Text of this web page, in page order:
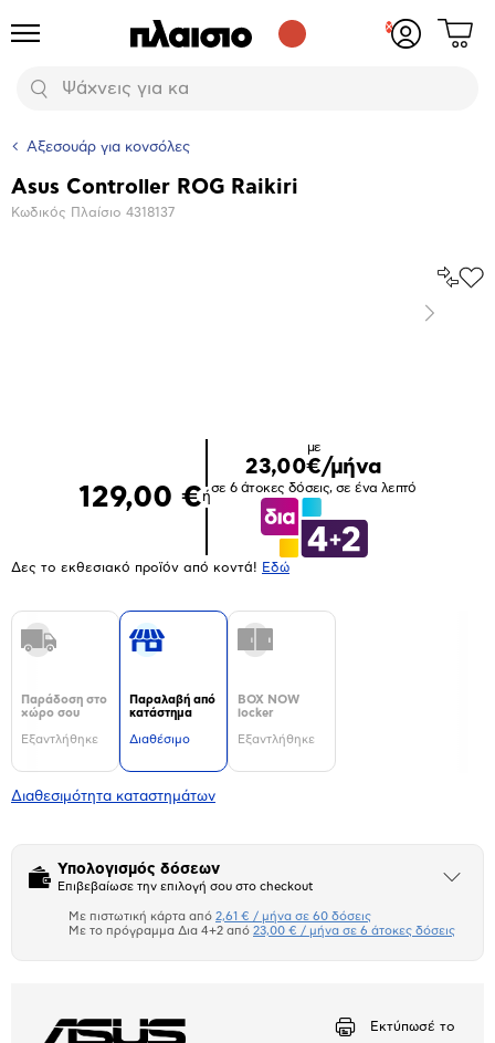
Προϊόντα
Αναζήτηση
Δες
Αξεσουάρ για κονσόλες
Βασικά
Asus Controller ROG Raikiri
Κωδικός Πλαίσιο 4318137
Επόμενο
129,00 €ή
με
23,00€/μήνα
σε 6 άτοκες δόσεις, σε ένα λεπτό
Δες το εκθεσιακό προϊόν από κοντά! Eδώ
Παράδοση στο
χώρο σου
Εξαντλήθηκε
Παραλαβή από
κατάστημα
Διαθέσιμο
BOX NOW
locker
Εξαντλήθηκε
Διαθεσιμότητα καταστημάτων
Υπολογισμός δόσεων
Επιβεβαίωσε την επιλογή σου στο checkout
Άνοιξε
Πιστωτική κάρτα
Αριθμός δόσεων
Με πιστωτική κάρτα από 2,61 € / μήνα σε 60 δόσεις
Με το πρόγραμμα Δια 4+2 από 23,00 € / μήνα σε 6 άτοκες δόσεις
Εκτύπωσέ το